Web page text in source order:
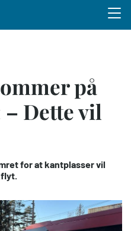
på
Dette vil
for at kantplasser vil